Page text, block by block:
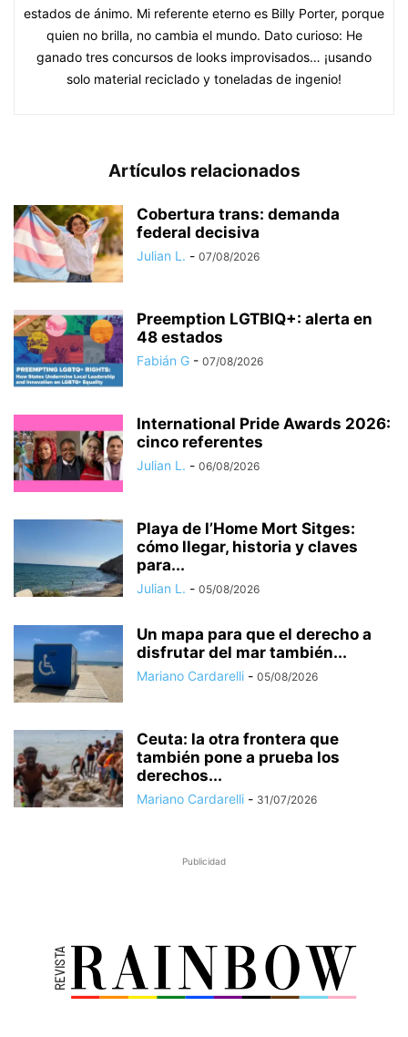
estados de ánimo. Mi referente eterno es Billy Porter, porque
quien no brilla, no cambia el mundo. Dato curioso: He
ganado tres concursos de looks improvisados… ¡usando
solo material reciclado y toneladas de ingenio!
Artículos relacionados
Cobertura trans: demanda
federal decisiva
Julian L. - 07/08/2026
Preemption LGTBIQ+: alerta en
48 estados
Fabián G - 07/08/2026
International Pride Awards 2026:
cinco referentes
Julian L. - 06/08/2026
Playa de l’Home Mort Sitges:
cómo llegar, historia y claves
para...
Julian L. - 05/08/2026
Un mapa para que el derecho a
disfrutar del mar también...
Mariano Cardarelli - 05/08/2026
Ceuta: la otra frontera que
también pone a prueba los
derechos...
Mariano Cardarelli - 31/07/2026
Publicidad